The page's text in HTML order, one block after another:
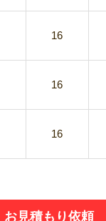
16
16
16
お見積もり依頼